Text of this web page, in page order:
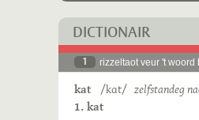
DICTIONAIR
1 rizzeltaot veur 't woord
kat /kɑt/ zelfstandeg
1. kat